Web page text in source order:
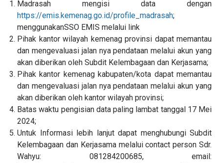
Madrasah mengisi data dengan
https://emis.kemenag.go.id/profile_madrasah;
menggunakanSSO EMIS melalui link
Pihak kantor wilayah kemenag provinsi dapat memantau
dan mengevaluasi jalan nya pendataan melalui akun yang
akan diberikan oleh Subdit Kelembagaan dan Kerjasama;
Pihak kantor kemenag kabupaten/kota dapat memantau
dan mengevaluasi jalan nya pendataan melalui akun yang
akan diberikan oleh kantor wilayah provinsi;
Batas waktu pengisian data paling lambat tanggal 17 Mei
2024;
Untuk Informasi lebih lanjut dapat menghubungi Subdit
Kelembagaan dan Kerjasama melalui contact person Sdr.
Wahyu: 081284200685, email: